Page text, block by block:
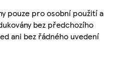
pouze pro osobní použití a
bez předchozího
ani bez řádného uvedení